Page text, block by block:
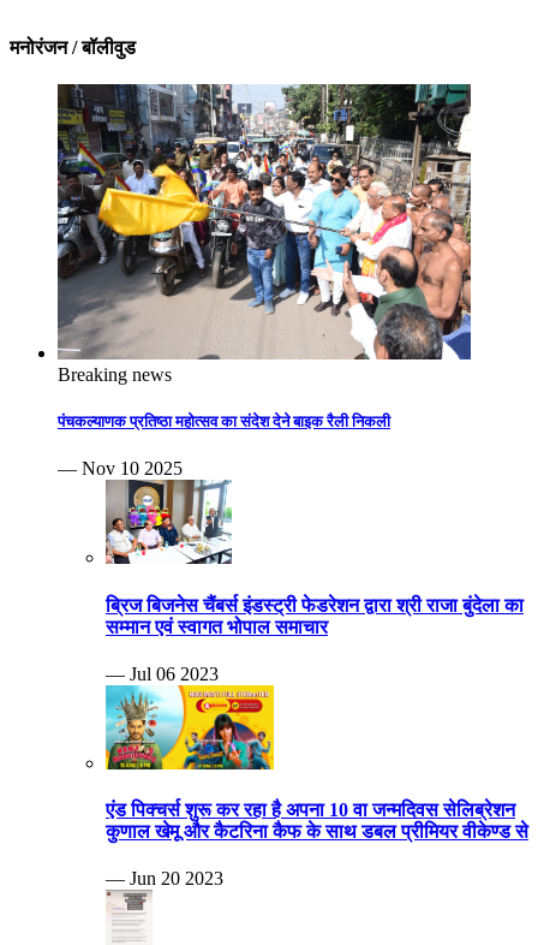
मनोरंजन / बॉलीवुड
Breaking news
पंचकल्याणक प्रतिष्ठा महोत्सव का संदेश देने बाइक रैली निकली
— Nov 10 2025
ब्रिज बिजनेस चैंबर्स इंडस्ट्री फेडरेशन द्वारा श्री राजा बुंदेला का
सम्मान एवं स्वागत भोपाल समाचार
— Jul 06 2023
एंड पिक्चर्स शुरू कर रहा है अपना 10 वा जन्मदिवस सेलिब्रेशन
कुणाल खेमू और कैटरिना कैफ के साथ डबल प्रीमियर वीकेण्ड से
— Jun 20 2023